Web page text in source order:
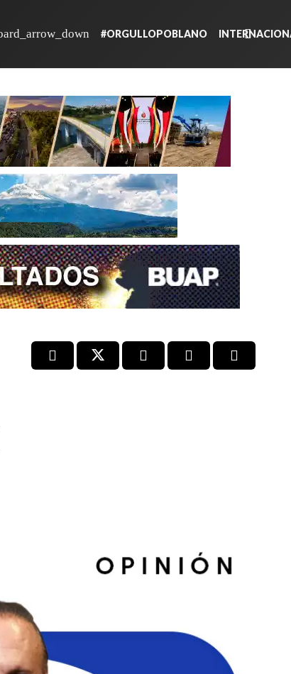
#ORGULLOPOBLANO